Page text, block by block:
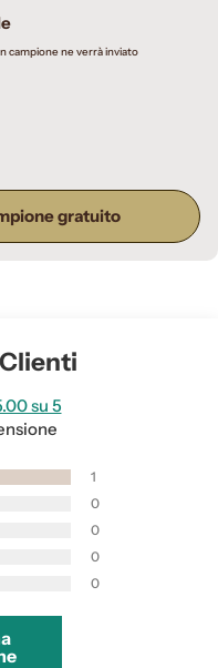
campione ne verrà inviato
gratuito
su 5
1
0
0
0
0